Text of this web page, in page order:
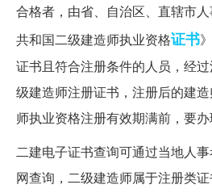
合格者，由省、自治区、直辖市
共和国二级建造师执业资格证书
证书且符合注册条件的人员，经
级建造师注册证书，注册后的建
师执业资格注册有效期满前，要办
二建电子证书查询可通过当地人
网查询，二级建造师属于注册类